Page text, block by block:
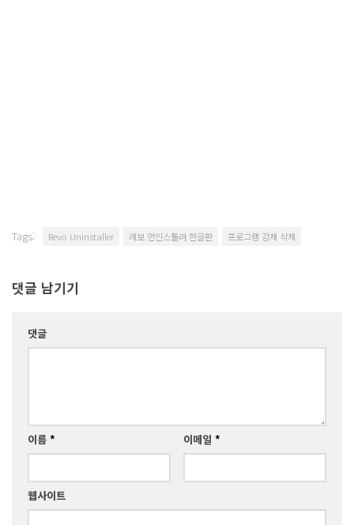
Tags: Revo Uninstaller 레보 언인스톨러 한글판 프로그램 강제 삭제
댓글 남기기
댓글
이름 * 이메일 *
웹사이트